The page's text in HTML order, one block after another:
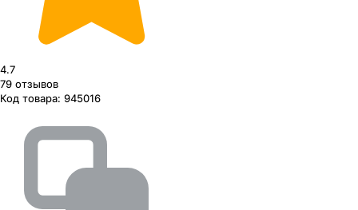
4.7
79 отзывов
Код товара: 945016